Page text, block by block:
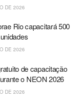
DE 2026
Rio capacitará 500
DE 2026
de capacitação
o NEON 2026
DE 2026